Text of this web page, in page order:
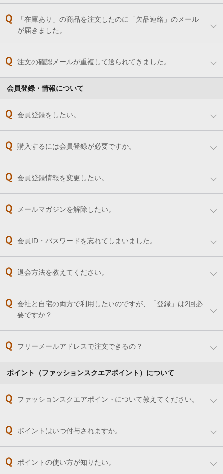
「在庫あり」の商品を注文したのに「欠品連絡」のメール
が届きました。
注文の確認メールが重複して送られてきました。
会員登録・情報について
会員登録をしたい。
購入するには会員登録が必要ですか。
会員登録情報を変更したい。
メールマガジンを解除したい。
会員ID・パスワードを忘れてしまいました。
退会方法を教えてください。
会社と自宅の両方で利用したいのですが、「登録」は2回必
要ですか？
フリーメールアドレスで注文できるの？
ポイント（ファッションスクエアポイント）について
ファッションスクエアポイントについて教えてください。
ポイントはいつ付与されますか。
ポイントの使い方が知りたい。